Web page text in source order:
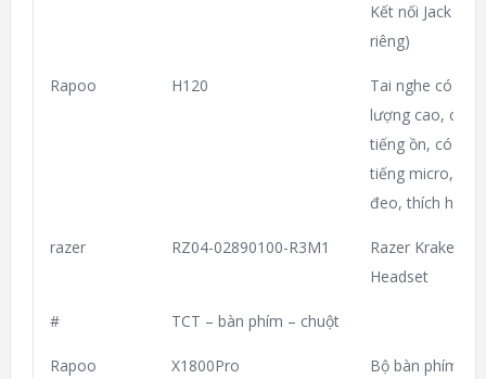
Kết nối Jack
riêng)
Rapoo H120
Tai nghe có
lượng cao,
tiếng ồn, có thể
tiếng micro,
đeo, thích hợp
razer RZ04-02890100-R3M1
Razer Kraken
Headset
# TCT – bàn phím – chuột
Rapoo X1800Pro
Bộ bàn phím